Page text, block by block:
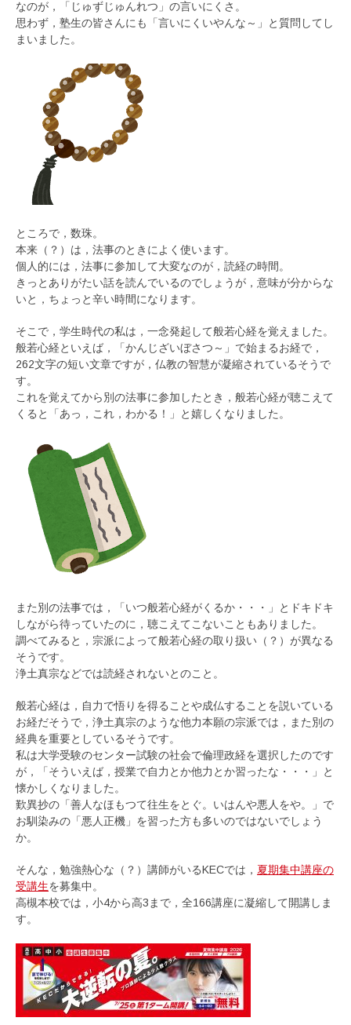
なのが，「じゅずじゅんれつ」の言いにくさ。
思わず，塾生の皆さんにも「言いにくいやんな～」と質問してし
まいました。
ところで，数珠。
本来（？）は，法事のときによく使います。
個人的には，法事に参加して大変なのが，読経の時間。
きっとありがたい話を読んでいるのでしょうが，意味が分からな
いと，ちょっと辛い時間になります。
そこで，学生時代の私は，一念発起して般若心経を覚えました。
般若心経といえば，「かんじざいぼさつ～」で始まるお経で，
262文字の短い文章ですが，仏教の智慧が凝縮されているそうで
す。
これを覚えてから別の法事に参加したとき，般若心経が聴こえて
くると「あっ，これ，わかる！」と嬉しくなりました。
また別の法事では，「いつ般若心経がくるか・・・」とドキドキ
しながら待っていたのに，聴こえてこないこともありました。
調べてみると，宗派によって般若心経の取り扱い（？）が異なる
そうです。
浄土真宗などでは読経されないとのこと。
般若心経は，自力で悟りを得ることや成仏することを説いている
お経だそうで，浄土真宗のような他力本願の宗派では，また別の
経典を重要としているそうです。
私は大学受験のセンター試験の社会で倫理政経を選択したのです
が，「そういえば，授業で自力とか他力とか習ったな・・・」と
懐かしくなりました。
歎異抄の「善人なほもつて往生をとぐ。いはんや悪人をや。」で
お馴染みの「悪人正機」を習った方も多いのではないでしょう
か。
そんな，勉強熱心な（？）講師がいるKECでは， 夏期集中講座の
受講生を募集中。
高槻本校では，小4から高3まで，全166講座に凝縮して開講しま
す。